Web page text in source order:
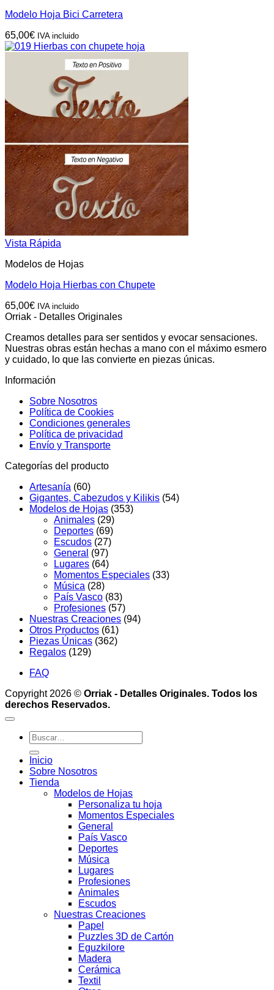
Modelo Hoja Bici Carretera
65,00€ IVA incluido
Vista Rápida
Modelos de Hojas
Modelo Hoja Hierbas con Chupete
65,00€ IVA incluido
Orriak - Detalles Originales
Creamos detalles para ser sentidos y evocar sensaciones.
Nuestras obras están hechas a mano con el máximo esmero
y cuidado, lo que las convierte en piezas únicas.
Información
Sobre Nosotros
Política de Cookies
Condiciones generales
Política de privacidad
Envío y Transporte
Categorías del producto
Artesanía (60)
Gigantes, Cabezudos y Kilikis (54)
Modelos de Hojas (353)
Animales (29)
Deportes (69)
Escudos (27)
General (97)
Lugares (64)
Momentos Especiales (33)
Música (28)
País Vasco (83)
Profesiones (57)
Nuestras Creaciones (94)
Otros Productos (61)
Piezas Únicas (362)
Regalos (129)
FAQ
Copyright 2026 © Orriak - Detalles Originales. Todos los
derechos Reservados.
Buscar
por:
Inicio
Sobre Nosotros
Tienda
Modelos de Hojas
Personaliza tu hoja
Momentos Especiales
General
País Vasco
Deportes
Música
Lugares
Profesiones
Animales
Escudos
Nuestras Creaciones
Papel
Puzzles 3D de Cartón
Eguzkilore
Madera
Cerámica
Textil